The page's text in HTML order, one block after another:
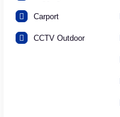
Carport
CCTV Outdoor